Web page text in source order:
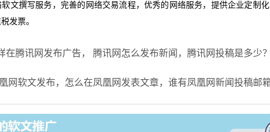
文撰写服务，完善的网络交易流程，优秀的网络服务，提供企业定制
发票。
在腾讯网发布广告， 腾讯网怎么发布新闻，腾讯网投稿是多少？
网软文发布，怎么在凤凰网发表文章，谁有凤凰网新闻投稿邮